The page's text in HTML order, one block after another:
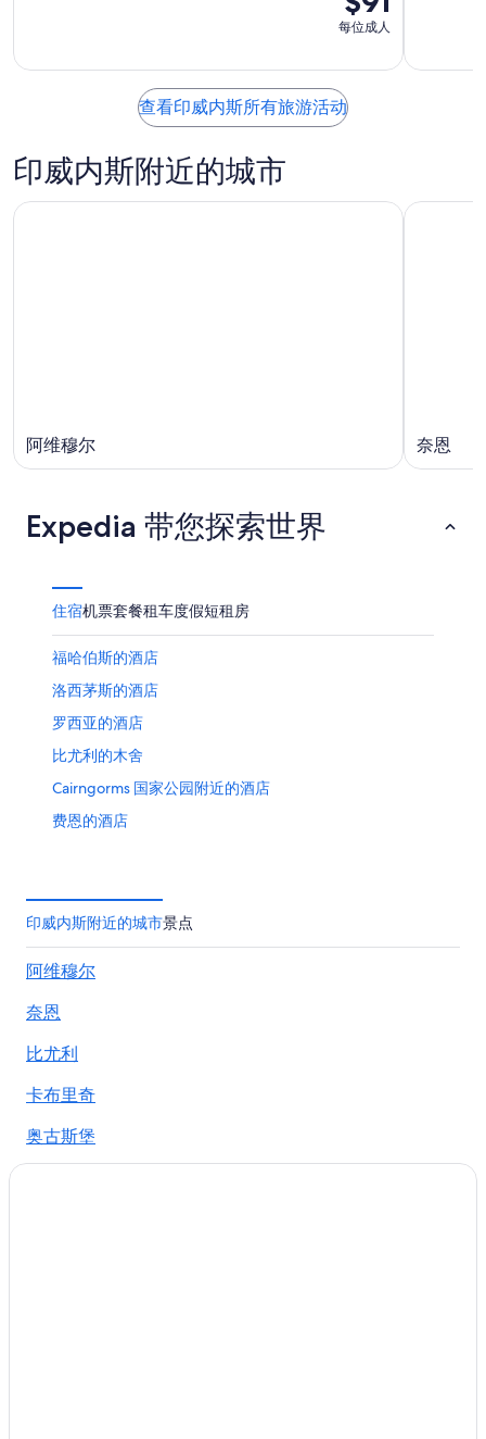
每位成人
查看印威内斯所有旅游活动
印威内斯附近的城市
阿维穆尔 奈恩
Expedia 带您探索世界
住宿机票套餐租车度假短租房
福哈伯斯的酒店
洛西茅斯的酒店
罗西亚的酒店
比尤利的木舍
Cairngorms 国家公园附近的酒店
费恩的酒店
坎尼赫的酒店
高地的酒店
因弗戈登的酒店
麦卡伦酒厂附近的酒店
茵维莫里斯顿的酒店
苏格兰高地的公寓酒店
印威内斯附近的城市景点
阿维穆尔
奈恩
比尤利
卡布里奇
奥古斯堡